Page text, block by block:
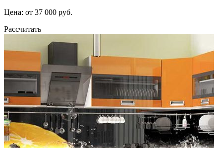
Цена: от 37 000 руб.
Рассчитать